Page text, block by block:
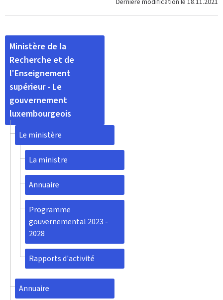
Ministère de la
Recherche et de
l'Enseignement
supérieur - Le
gouvernement
luxembourgeois
Le ministère
La ministre
Annuaire
Programme
gouvernemental 2023 -
2028
Rapports d'activité
Annuaire